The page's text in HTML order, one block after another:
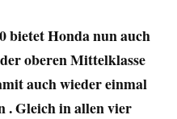
bietet Honda nun auch
oberen Mittelklasse
auch wieder einmal
.Gleich in allen vier